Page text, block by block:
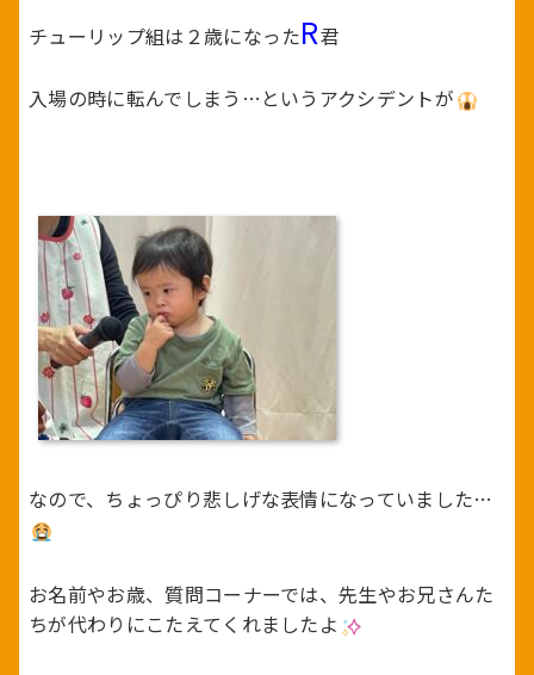
チューリップ組は２歳になったR君
入場の時に転んでしまう…というアクシデントが
なので、ちょっぴり悲しげな表情になっていました…
お名前やお歳、質問コーナーでは、先生やお兄さんた
ちが代わりにこたえてくれましたよ